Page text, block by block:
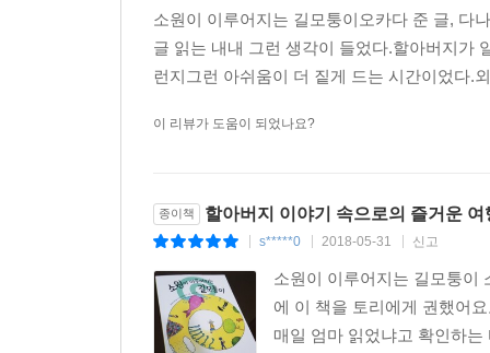
소원이 이루어지는 길모퉁이오카다 준 글, 다
글 읽는 내내 그런 생각이 들었다.할아버지가
런지그런 아쉬움이 더 짙게 드는 시간이었다.
이 리뷰가 도움이 되었나요?
종이책 할아버지 이야기 속으로의 즐거운 여
s*****0 2018-05-31 신고
소원이 이루어지는 길모퉁이
에 이 책을 토리에게 권했어
매일 엄마 읽었냐고 확인하